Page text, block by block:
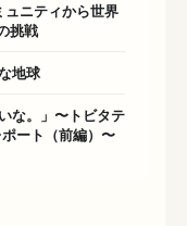
ュニティから世界
挑戦
地球
な。」〜トビタテ
ート（前編）〜